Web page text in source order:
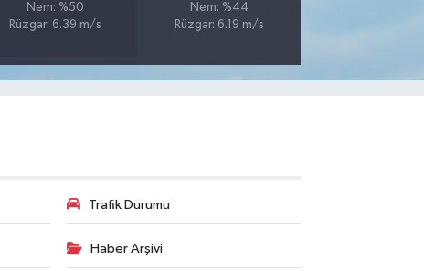
Nem: %50
Rüzgar: 6.39 m/s
Nem: %44
Rüzgar: 6.19 m/s
Trafik Durumu
Haber Arşivi